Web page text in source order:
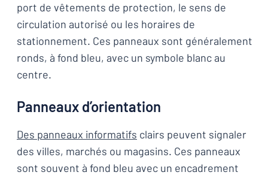
port de vêtements de protection, le sens de
circulation autorisé ou les horaires de
stationnement. Ces panneaux sont généralement
ronds, à fond bleu, avec un symbole blanc au
centre.
Panneaux d’orientation
Des panneaux informatifs clairs peuvent signaler
des villes, marchés ou magasins. Ces panneaux
sont souvent à fond bleu avec un encadrement